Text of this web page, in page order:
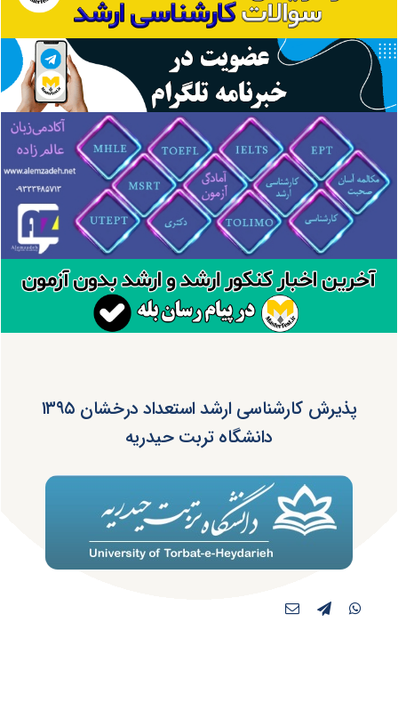
پذیرش کارشناسی ارشد استعداد درخشان ۱۳۹۵
دانشگاه تربت حیدریه